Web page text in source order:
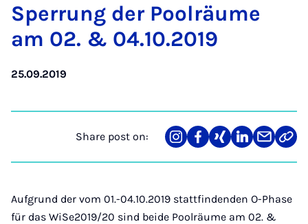
Sper­rung der Poolräume
am 02. & 04.10.2019
25.09.2019
Share post on:
Share
on
Teilen
auf
Teilen
auf
Teilen
auf
Teilen
über
Mail
Link
Aufgrund der vom 01.-04.10.2019 stattfindenden O-Phase
für das WiSe2019/20 sind beide Poolräume am 02. &